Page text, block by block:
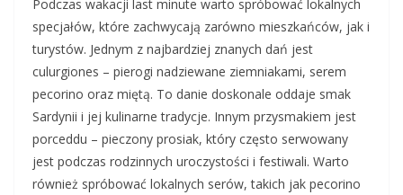
Podczas wakacji last minute warto spróbować lokalnych
specjałów, które zachwycają zarówno mieszkańców, jak i
turystów. Jednym z najbardziej znanych dań jest
culurgiones – pierogi nadziewane ziemniakami, serem
pecorino oraz miętą. To danie doskonale oddaje smak
Sardynii i jej kulinarne tradycje. Innym przysmakiem jest
porceddu – pieczony prosiak, który często serwowany
jest podczas rodzinnych uroczystości i festiwali. Warto
również spróbować lokalnych serów, takich jak pecorino